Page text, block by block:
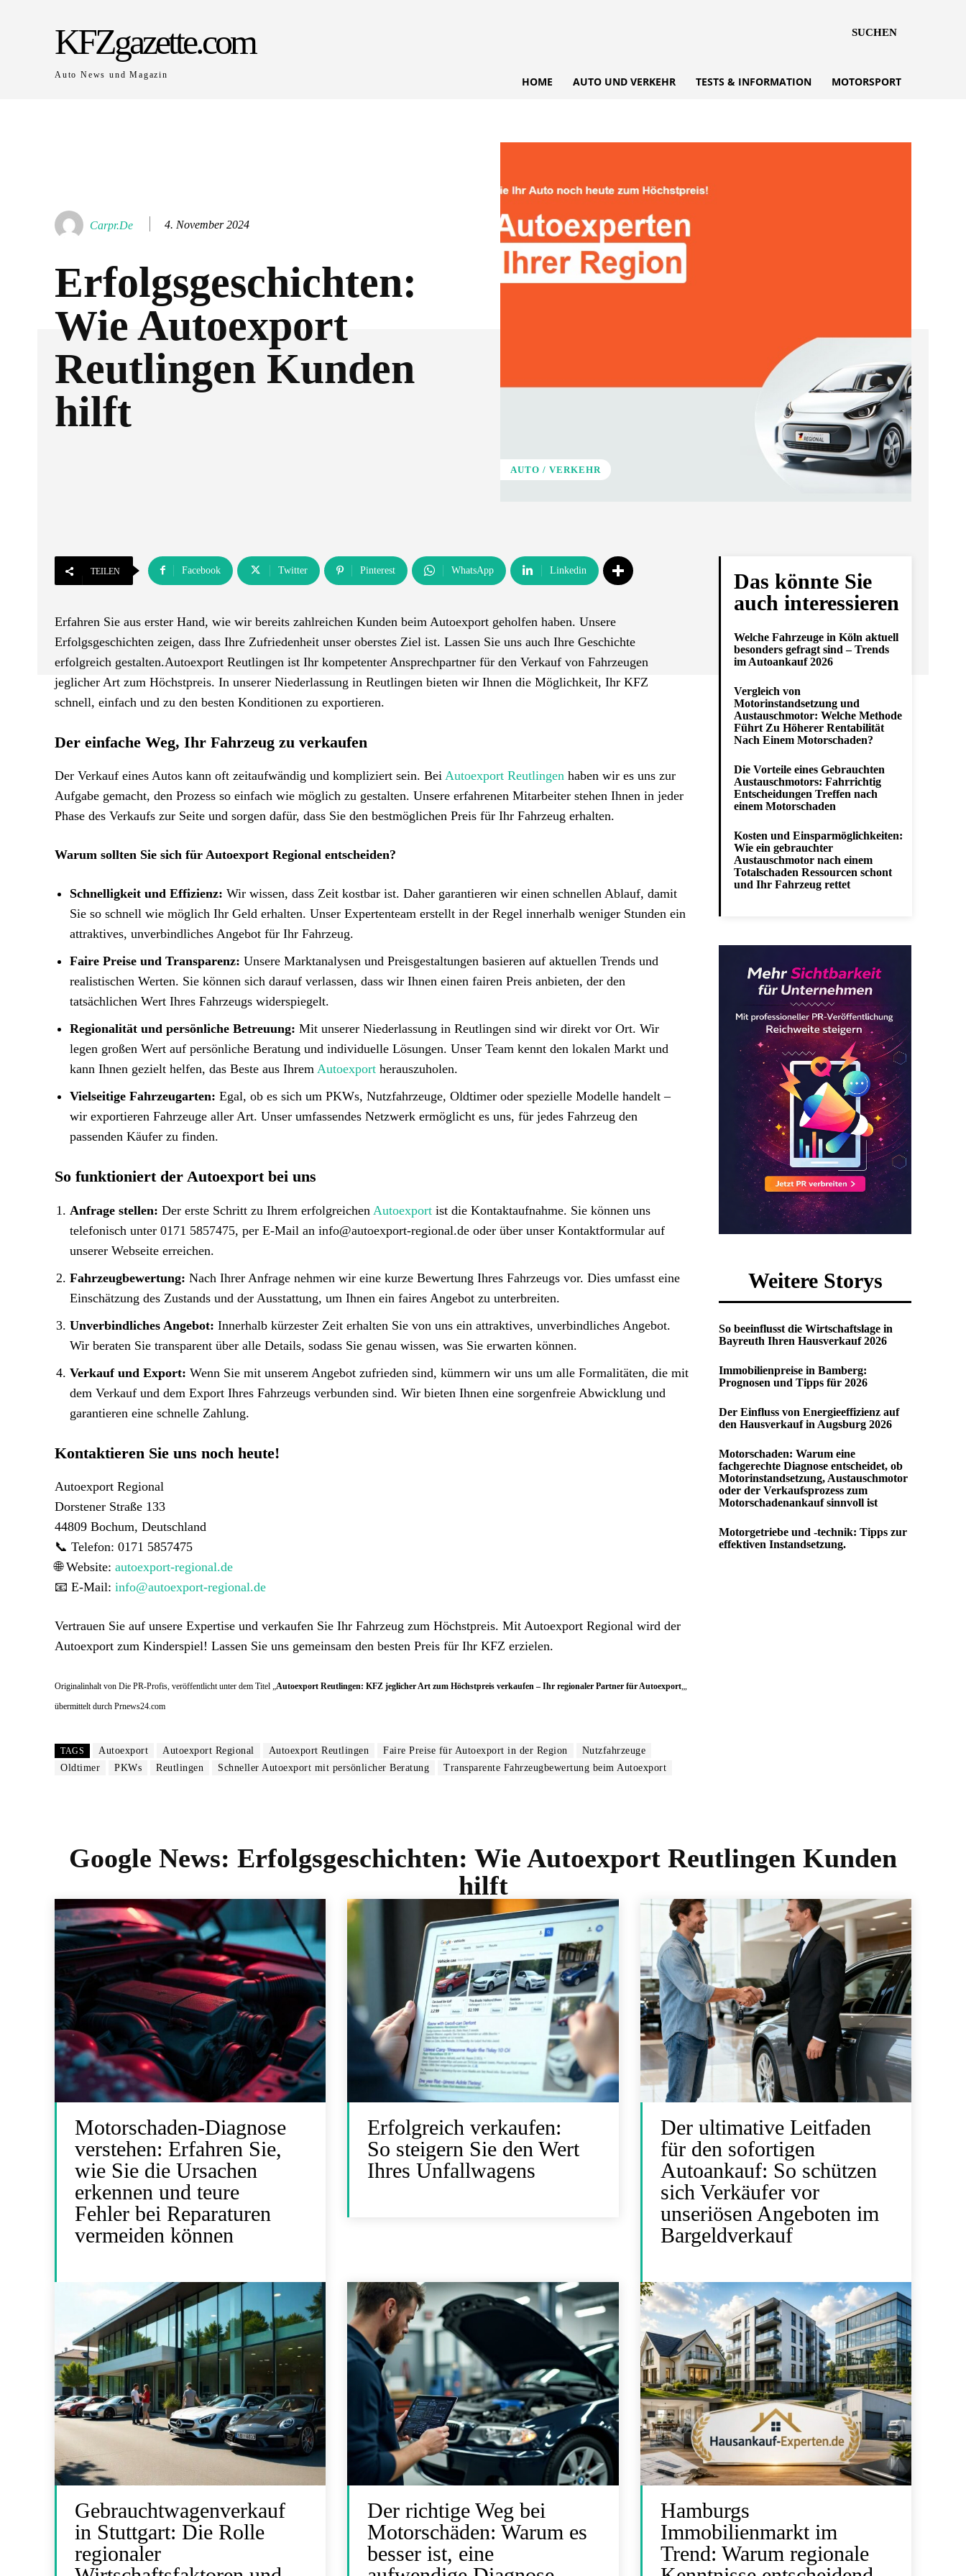
KFZgazette.com
Auto News und Magazin
SUCHEN
HOME AUTO UND VERKEHR TESTS & INFORMATION MOTORSPORT
Carpr.de 4. November 2024
Erfolgsgeschichten:
Wie Autoexport
Reutlingen Kunden
hilft
AUTO / VERKEHR
TEILEN Facebook Twitter Pinterest WhatsApp Linkedin
Erfahren Sie aus erster Hand, wie wir bereits zahlreichen Kunden beim Autoexport geholfen haben. Unsere
Erfolgsgeschichten zeigen, dass Ihre Zufriedenheit unser oberstes Ziel ist. Lassen Sie uns auch Ihre Geschichte
erfolgreich gestalten.Autoexport Reutlingen ist Ihr kompetenter Ansprechpartner für den Verkauf von Fahrzeugen
jeglicher Art zum Höchstpreis. In unserer Niederlassung in Reutlingen bieten wir Ihnen die Möglichkeit, Ihr KFZ
schnell, einfach und zu den besten Konditionen zu exportieren.
Der einfache Weg, Ihr Fahrzeug zu verkaufen
Der Verkauf eines Autos kann oft zeitaufwändig und kompliziert sein. Bei Autoexport Reutlingen haben wir es uns zur
Aufgabe gemacht, den Prozess so einfach wie möglich zu gestalten. Unsere erfahrenen Mitarbeiter stehen Ihnen in jeder
Phase des Verkaufs zur Seite und sorgen dafür, dass Sie den bestmöglichen Preis für Ihr Fahrzeug erhalten.
Warum sollten Sie sich für Autoexport Regional entscheiden?
Schnelligkeit und Effizienz: Wir wissen, dass Zeit kostbar ist. Daher garantieren wir einen schnellen Ablauf, damit
Sie so schnell wie möglich Ihr Geld erhalten. Unser Expertenteam erstellt in der Regel innerhalb weniger Stunden ein
attraktives, unverbindliches Angebot für Ihr Fahrzeug.
Faire Preise und Transparenz: Unsere Marktanalysen und Preisgestaltungen basieren auf aktuellen Trends und
realistischen Werten. Sie können sich darauf verlassen, dass wir Ihnen einen fairen Preis anbieten, der den
tatsächlichen Wert Ihres Fahrzeugs widerspiegelt.
Regionalität und persönliche Betreuung: Mit unserer Niederlassung in Reutlingen sind wir direkt vor Ort. Wir
legen großen Wert auf persönliche Beratung und individuelle Lösungen. Unser Team kennt den lokalen Markt und
kann Ihnen gezielt helfen, das Beste aus Ihrem Autoexport herauszuholen.
Vielseitige Fahrzeugarten: Egal, ob es sich um PKWs, Nutzfahrzeuge, Oldtimer oder spezielle Modelle handelt –
wir exportieren Fahrzeuge aller Art. Unser umfassendes Netzwerk ermöglicht es uns, für jedes Fahrzeug den
passenden Käufer zu finden.
So funktioniert der Autoexport bei uns
Anfrage stellen: Der erste Schritt zu Ihrem erfolgreichen Autoexport ist die Kontaktaufnahme. Sie können uns
telefonisch unter 0171 5857475, per E-Mail an info@autoexport-regional.de oder über unser Kontaktformular auf
unserer Webseite erreichen.
Fahrzeugbewertung: Nach Ihrer Anfrage nehmen wir eine kurze Bewertung Ihres Fahrzeugs vor. Dies umfasst eine
Einschätzung des Zustands und der Ausstattung, um Ihnen ein faires Angebot zu unterbreiten.
Unverbindliches Angebot: Innerhalb kürzester Zeit erhalten Sie von uns ein attraktives, unverbindliches Angebot.
Wir beraten Sie transparent über alle Details, sodass Sie genau wissen, was Sie erwarten können.
Verkauf und Export: Wenn Sie mit unserem Angebot zufrieden sind, kümmern wir uns um alle Formalitäten, die mit
dem Verkauf und dem Export Ihres Fahrzeugs verbunden sind. Wir bieten Ihnen eine sorgenfreie Abwicklung und
garantieren eine schnelle Zahlung.
Kontaktieren Sie uns noch heute!
Autoexport Regional
Dorstener Straße 133
44809 Bochum, Deutschland
📞 Telefon: 0171 5857475
🌐 Website: autoexport-regional.de
📧 E-Mail: info@autoexport-regional.de
Vertrauen Sie auf unsere Expertise und verkaufen Sie Ihr Fahrzeug zum Höchstpreis. Mit Autoexport Regional wird der
Autoexport zum Kinderspiel! Lassen Sie uns gemeinsam den besten Preis für Ihr KFZ erzielen.
Originalinhalt von Die PR-Profis, veröffentlicht unter dem Titel „Autoexport Reutlingen: KFZ jeglicher Art zum Höchstpreis verkaufen – Ihr regionaler Partner für Autoexport„,
übermittelt durch Prnews24.com
TAGS Autoexport Autoexport Regional Autoexport Reutlingen Faire Preise für Autoexport in der Region
Nutzfahrzeuge
Oldtimer
PKWs Reutlingen Schneller Autoexport mit persönlicher Beratung Transparente Fahrzeugbewertung beim Autoexport
Das könnte Sie
auch interessieren
Welche Fahrzeuge in Köln aktuell
besonders gefragt sind – Trends
im Autoankauf 2026
Vergleich von
Motorinstandsetzung und
Austauschmotor: Welche Methode
Führt Zu Höherer Rentabilität
Nach Einem Motorschaden?
Die Vorteile eines Gebrauchten
Austauschmotors: Fahrrichtig
Entscheidungen Treffen nach
einem Motorschaden
Kosten und Einsparmöglichkeiten:
Wie ein gebrauchter
Austauschmotor nach einem
Totalschaden Ressourcen schont
und Ihr Fahrzeug rettet
Weitere Storys
So beeinflusst die Wirtschaftslage in
Bayreuth Ihren Hausverkauf 2026
Immobilienpreise in Bamberg:
Prognosen und Tipps für 2026
Der Einfluss von Energieeffizienz auf
den Hausverkauf in Augsburg 2026
Motorschaden: Warum eine
fachgerechte Diagnose entscheidet, ob
Motorinstandsetzung, Austauschmotor
oder der Verkaufsprozess zum
Motorschadenankauf sinnvoll ist
Motorgetriebe und -technik: Tipps zur
effektiven Instandsetzung.
Google News: Erfolgsgeschichten: Wie Autoexport Reutlingen Kunden
hilft
Motorschaden-Diagnose
verstehen: Erfahren Sie,
wie Sie die Ursachen
erkennen und teure
Fehler bei Reparaturen
vermeiden können
Erfolgreich verkaufen:
So steigern Sie den Wert
Ihres Unfallwagens
Der ultimative Leitfaden
für den sofortigen
Autoankauf: So schützen
sich Verkäufer vor
unseriösen Angeboten im
Bargeldverkauf
Gebrauchtwagenverkauf
in Stuttgart: Die Rolle
regionaler
Der richtige Weg bei
Motorschäden: Warum es
besser ist, eine
Hamburgs
Immobilienmarkt im
Trend: Warum regionale